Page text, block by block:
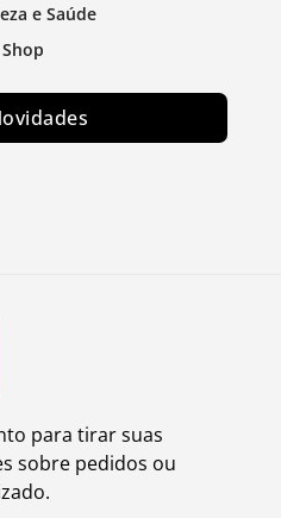
e Saúde
para tirar suas
sobre pedidos ou